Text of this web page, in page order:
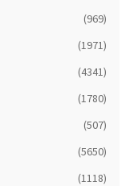
(969)
(1971)
(4341)
(1780)
(507)
(5650)
(1118)